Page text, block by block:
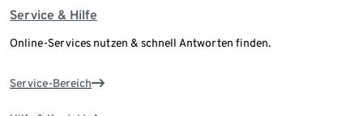
Service & Hilfe
Online-Services nutzen & schnell Antworten finden.
Service-Bereich